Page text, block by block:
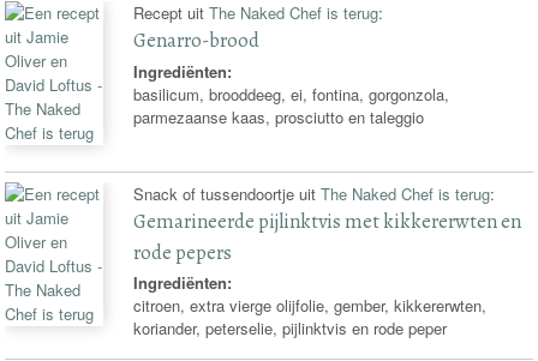
Recept uitThe Naked Chef is terug:
Genarro-brood
Ingrediënten:
basilicum, brooddeeg, ei, fontina, gorgonzola,
parmezaanse kaas, prosciutto en taleggio
Snack of tussendoortje uitThe Naked Chef is terug:
Gemarineerde pijlinktvis met kikkererwten en
rode pepers
Ingrediënten:
citroen, extra vierge olijfolie, gember, kikkererwten,
koriander, peterselie, pijlinktvis en rode peper